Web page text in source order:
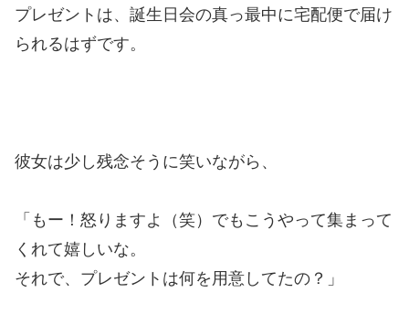
プレゼントは、誕生日会の真っ最中に宅配便で届け
られるはずです。
彼女は少し残念そうに笑いながら、
「もー！怒りますよ（笑）でもこうやって集まって
くれて嬉しいな。
それで、プレゼントは何を用意してたの？」